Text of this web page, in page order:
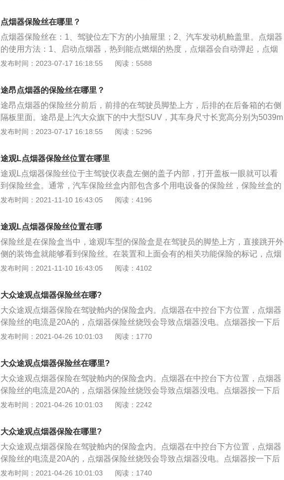
为2745mm，其驱动方式是前置前驱，前悬架使用了麦弗逊式独立悬架，后悬架
使用了多连杆式独立悬架。
点烟器保险丝在哪里？
点烟器保险丝在：1、驾驶位左下方的小抽屉里；2、汽车发动机舱盖里。点烟器
的使用方法：1、启动点烟器，热到能点燃烟的热度，点烟器会自动弹起，点烟
器弹出会有一点声音，以此来提示；2、拔出点烟器，里面加热的一端用来点
器上使用功率过高的电器；2、长时间使用点烟器尽量发动车辆；3、合理的插拔
点烟器插头；4、停车后及时拔出外接设备；5、经常清理电烟头的电热丝；6、
避免异物进入点烟器孔。
发布时间：2023-07-17 16:18:55 阅读：5588
途昂点烟器的保险丝在哪里？
途昂点烟器的保险丝分前后，前排的在驾驶员脚垫上方，后排的在后备箱的右侧
隔板里面。途昂是上汽大众旗下的中大型SUV，其车身尺寸长宽高分别为5039m
m、1989mm、1773mm，轴距为2980mm。外观方面，途昂大量借鉴了CrossBl
部之中。内饰方面，上途昂运用了平直线条的设计元素，采用了三幅式平底方向
盘、12.3英寸全液晶仪表盘。中控方面，途昂的多媒体信息显示屏将采用AppCo
nnect手机互联平台，支持AppleCarPlay、AndroidAuto。
发布时间：2023-07-17 16:18:55 阅读：5296
途观L点烟器保险丝位置在哪里
途观L点烟器保险丝位于主驾驶仪表盘左侧的盖子内部，打开盖板一眼就可以看
到保险丝盒。通常，汽车保险丝盒内部包含多个用电设备的保险丝，保险丝盒的
盖板上会粘贴标签，说明不同保险丝标号对应的用电器是什么。维修人员检修
在检修前出于安全考虑应先关闭发动机及电源；2、找到保险丝盒的位置，用螺
丝刀或其他工具卸下最外面的盖板，在盖板内侧可以找到对应的元件保险丝；
3、用测电笔对保险丝进行检查，确认保险丝已经熔断则需要更换新的保险丝；
4、更换保险丝时应选择规格、型号、颜色等各项参数与旧保险丝一致的新保险
丝；5、更换完毕后再通电测试元件是否正常运作，如更换后元件依旧不能正常
发布时间：2021-11-10 16:43:05 阅读：4196
途观L点烟器保险丝位置在哪
保险丝是在保险盒当中，途观l车型的保险盒是在驾驶员的脚垫上方，直接跳开外
侧的装饰盒就能够看到保险丝。在装置和上面会有的相关功能保险的标记，点烟
器为第二个序号，是20安的保险，可以采用备用的保险更换使用。机动车的点烟
电热丝为点烟区货源为点烟取火源，经过后期的设计改革，点烟器除了可供点烟
之外，还可配置一个车载逆变器，可以将汽车上的12V，24V或者是48V的直流电
转换为220V的交流电。
发布时间：2021-11-10 16:43:05 阅读：4102
大众途观点烟器保险丝在哪?
大众途观点烟器保险在驾驶舱内的保险盒内。点烟器在中控台下方位置，点烟器
保险丝的电流是20A的，点烟器保险丝烧毁会导致点烟器没电。点烟器按一下后
自动加热，等5到8秒加热完成后会自动弹出，弹出后即可点燃香烟。点烟器的拆
通过反方向可以旋下来，然后再正方向就又可以装上了；2、拆螺丝：部分汽车
的点烟器的器座后面，是用螺丝来固定的，只要用扳手把螺丝拆掉就可以拿下，
同样，将螺丝拧上就又装上去了；3、拆面板：拆除挡位操作杠的面板，该面板
是使用塑料卡勾，只需要将一边直接用手掰起来或者用一字螺丝刀翘起，就可以
将整块面板拆开；4、拆面板螺丝：当拆除挡位操作杠面板后，按下点烟器的面
5、拆面板盒：直接将点烟器的面板塑料盒用手拉出来，当拉出大概10厘米左右
时，将连接线先拔除掉，只有这样才可以将整个盒子拉出；6、操作内外圈：点
烟器含有外、内圈两部分，使用时将内圈按进去，待达到一定温度后，内圈会自
发布时间：2021-04-26 10:01:03 阅读：1770
大众途观点烟器保险丝在哪里?
大众途观点烟器保险在驾驶舱内的保险盒内。点烟器在中控台下方位置，点烟器
保险丝的电流是20A的，点烟器保险丝烧毁会导致点烟器没电。点烟器按一下后
自动加热，等5到8秒加热完成后会自动弹出，弹出后即可点燃香烟。点烟器的拆
通过反方向可以旋下来，然后再正方向就又可以装上了；2、拆螺丝：部分汽车
的点烟器的器座后面，是用螺丝来固定的，只要用扳手把螺丝拆掉就可以拿下，
同样，将螺丝拧上就又装上去了；3、拆面板：拆除挡位操作杠的面板，该面板
是使用塑料卡勾，只需要将一边直接用手掰起来或者用一字螺丝刀翘起，就可以
将整块面板拆开；4、拆面板螺丝：当拆除挡位操作杠面板后，按下点烟器的面
发布时间：2021-04-26 10:01:03 阅读：2242
大众途观点烟器保险在哪里?
大众途观点烟器保险在驾驶舱内的保险盒内。点烟器在中控台下方位置，点烟器
保险丝的电流是20A的，点烟器保险丝烧毁会导致点烟器没电。点烟器按一下后
自动加热，等5到8秒加热完成后会自动弹出，弹出后即可点燃香烟。点烟器的拆
发布时间：2021-04-26 10:01:03 阅读：1740